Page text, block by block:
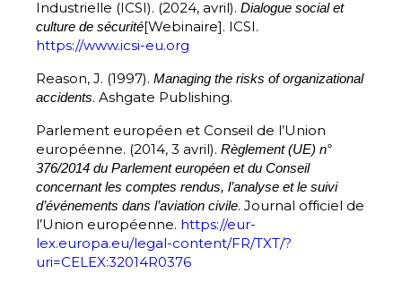
Industrielle (ICSI). (2024, avril). Dialogue social et
culture de sécurité[Webinaire]. ICSI.
https://www.icsi-eu.org
Reason, J. (1997). Managing the risks of organizational
accidents. Ashgate Publishing.
Parlement européen et Conseil de l’Union
européenne. (2014, 3 avril). Règlement (UE) n°
376/2014 du Parlement européen et du Conseil
concernant les comptes rendus, l’analyse et le suivi
d’événements dans l’aviation civile. Journal officiel de
l’Union européenne. https://eur-
lex.europa.eu/legal-content/FR/TXT/?
uri=CELEX:32014R0376